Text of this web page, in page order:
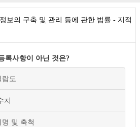
보의 구축 및 관리 등에 관한 법률 - 지적
록사항이 아닌 것은?
도
치
및 축척